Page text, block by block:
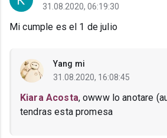
31.08.2020, 06:19:30
Mi cumple es el 1 de julio
Yang mi
31.08.2020, 16:08:45
Kiara Acosta, owww lo anotare
tendras esta promesa